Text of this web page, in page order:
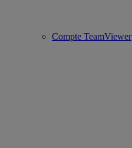
Compte TeamViewer